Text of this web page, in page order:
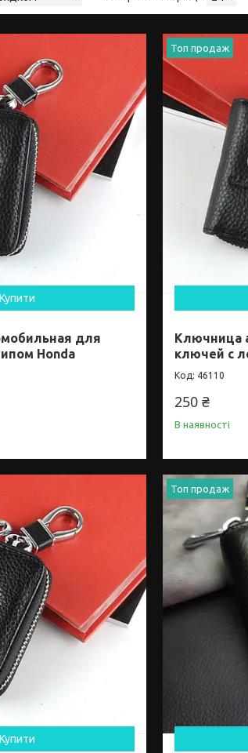
Купити
для
Honda
Топ продаж
Ключница
ключей с
46110
250 ₴
В наявності
Купити
Топ продаж